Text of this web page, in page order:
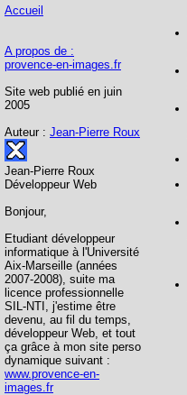
Accueil
A propos de :
provence-en-images.fr
Site web publié en juin
2005
Auteur : Jean-Pierre Roux
Jean-Pierre Roux
Développeur Web
Bonjour,
Etudiant développeur
informatique à l'Université
Aix-Marseille (années
2007-2008), suite ma
licence professionnelle
SIL-NTI, j'estime être
devenu, au fil du temps,
développeur Web, et tout
ça grâce à mon site perso
dynamique suivant :
www.provence-en-
images.fr